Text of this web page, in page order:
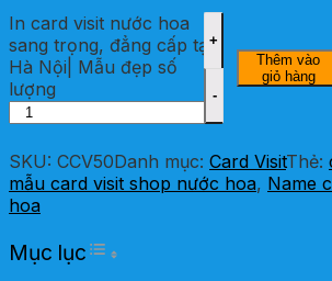
In card visit nước hoa
sang trọng, đẳng cấp tại
Hà Nội| Mẫu đẹp số
lượng
Thêm vào
giỏ hàng
SKU: CCV50Danh mục: Card VisitThẻ:
mẫu card visit shop nước hoa, Name
hoa
Mục lục Toggle Table of Content